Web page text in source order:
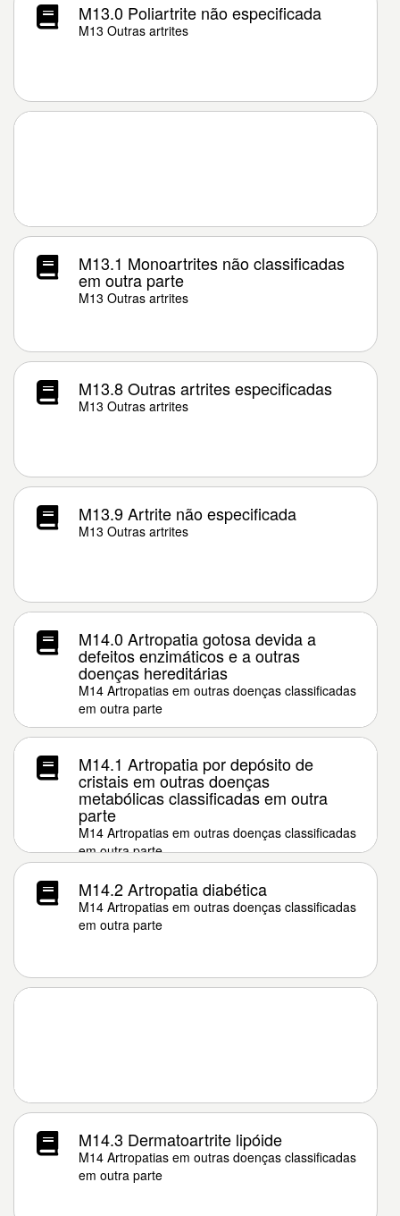
M13.0 Poliartrite não especificada
M13 Outras artrites
M13.1 Monoartrites não classificadas
em outra parte
M13 Outras artrites
M13.8 Outras artrites especificadas
M13 Outras artrites
M13.9 Artrite não especificada
M13 Outras artrites
M14.0 Artropatia gotosa devida a
defeitos enzimáticos e a outras
doenças hereditárias
M14 Artropatias em outras doenças classificadas
em outra parte
M14.1 Artropatia por depósito de
cristais em outras doenças
metabólicas classificadas em outra
parte
M14 Artropatias em outras doenças classificadas
em outra parte
M14.2 Artropatia diabética
M14 Artropatias em outras doenças classificadas
em outra parte
M14.3 Dermatoartrite lipóide
M14 Artropatias em outras doenças classificadas
em outra parte